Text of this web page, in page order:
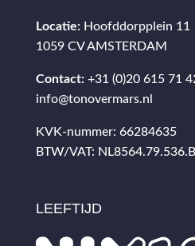
Locatie: Hoofddorpplein 11
1059 CV AMSTERDAM
Contact: +31 (0)20 615 71
info@tonovermars.nl
KVK-nummer: 66284635
BTW/VAT:
LEEFTIJD